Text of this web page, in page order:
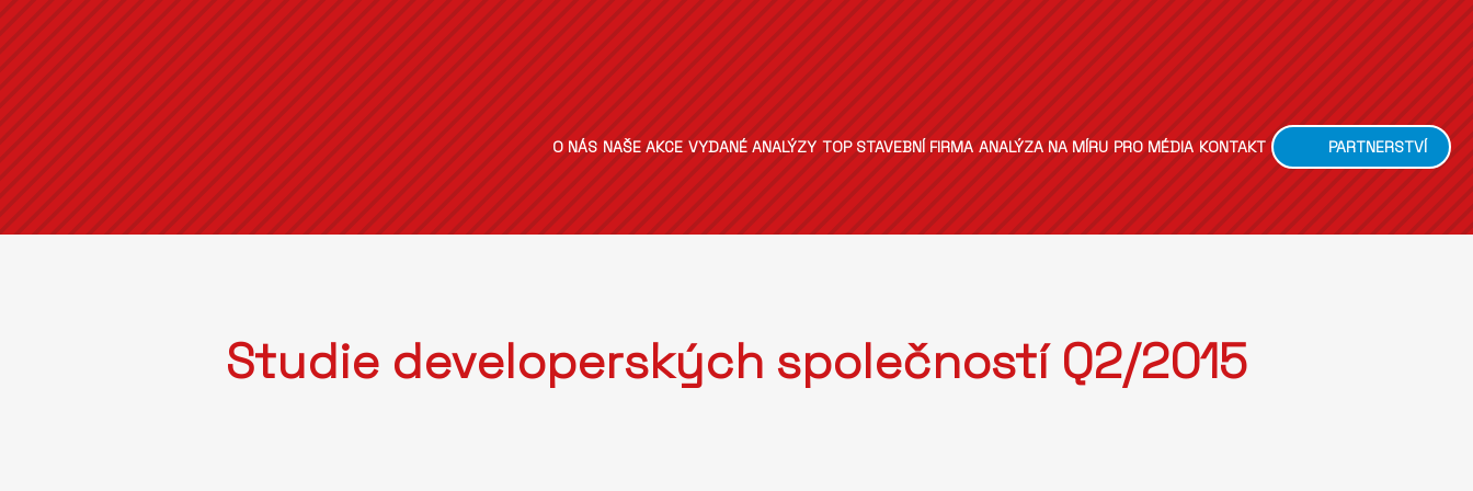
O NÁS NAŠE AKCE VYDANÉ ANALÝZY TOP STAVEBNÍ FIRMA ANALÝZA NA MÍRU PRO MÉDIA KONTAKT PARTNERSTVÍ
Studie developerských společností Q2/2015